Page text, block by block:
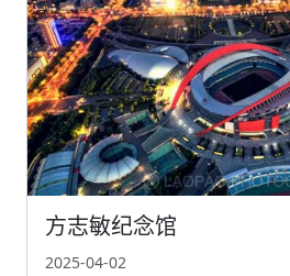
方志敏纪念馆
2025-04-02